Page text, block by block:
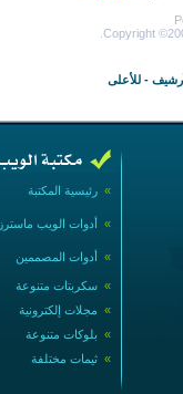
Copyright
- للأعلى
» رئيسية المكتبة
» أدوات الويب ماسترز
» أدوات المصممين
» سكربتات متنوعة
» مجلات إلكترونية
» بلوكات متنوعة
» ثيمات مختلفة